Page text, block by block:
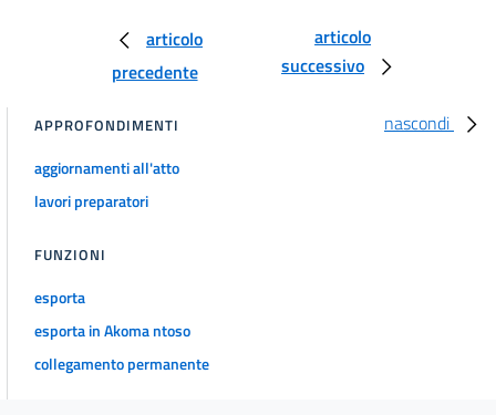
articolo
precedente
articolo
successivo
nascondi
APPROFONDIMENTI
aggiornamenti all'atto
lavori preparatori
FUNZIONI
esporta
esporta in Akoma ntoso
collegamento permanente